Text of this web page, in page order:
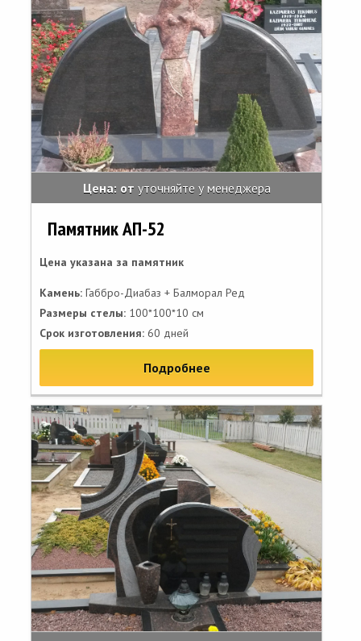
Цена: от уточняйте у менеджера
Памятник АП-52
Цена указана за памятник
Камень: Габбро-Диабаз + Балморал Ред
Размеры стелы: 100*100*10 см
Срок изготовления: 60 дней
Подробнее